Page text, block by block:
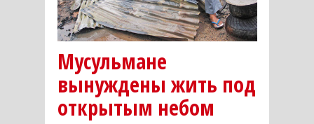
Мусульмане
вынуждены жить под
открытым небом